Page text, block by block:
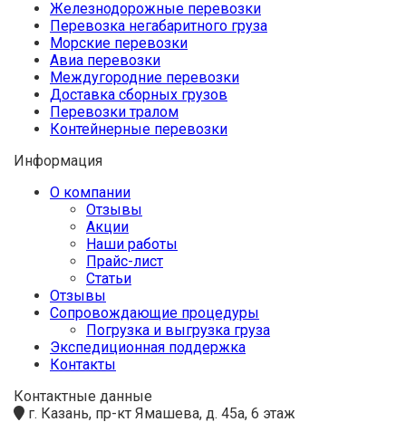
Железнодорожные перевозки
Перевозка негабаритного груза
Морские перевозки
Авиа перевозки
Междугородние перевозки
Доставка сборных грузов
Перевозки тралом
Контейнерные перевозки
Информация
О компании
Отзывы
Акции
Наши работы
Прайс-лист
Статьи
Отзывы
Сопровождающие процедуры
Погрузка и выгрузка груза
Экспедиционная поддержка
Контакты
Контактные данные
г. Казань, пр-кт Ямашева, д. 45а, 6 этаж